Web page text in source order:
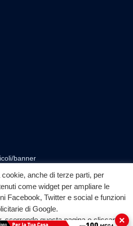
banner
◎ ▶
YouTube
anche di terze parti, per
come widget per ampliare le
Facebook, Twitter e social e funzioni
di Google.
scorrendo questa pagina o cliccando
×